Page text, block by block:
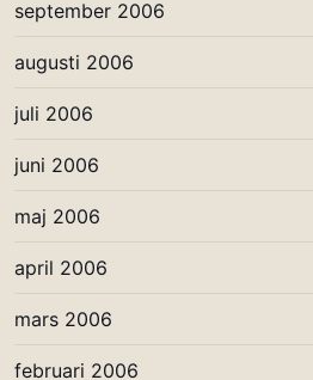
september 2006
augusti 2006
juli 2006
juni 2006
maj 2006
april 2006
mars 2006
februari 2006